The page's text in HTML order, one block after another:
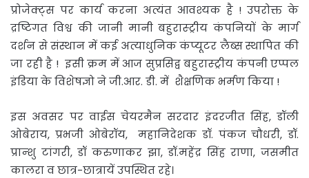
प्रोजेक्ट्स पर कार्य करना अत्यंत आवश्यक है ! उपरोक्त के
द्रष्टिगत विश्व की जानी मानी बहुरास्ट्रीय कंपनियों के मार्ग
दर्शन से संस्थान में कई अत्याधुनिक कंप्यूटर लैब्स स्थापित की
जा रही है ! इसी क्रम में आज सुप्रसिद्व बहुरास्ट्रीय कंपनी एप्पल
इंडिया के विशेषज्ञो ने जी.आर. डी. में शैक्षणिक भर्मण किया !
इस अवसर पर वाईस चेयरमैन सरदार इंदरजीत सिंह, डॉली
ओबेराय, प्रभजी ओबेरॉय, महानिदेशक डॉ. पंकज चौधरी, डॉ.
प्रान्शु टांगरी, डॉ करुणाकर झा, डॉ.महेंद्र सिंह राणा, जसमीत
कालरा व छात्र-छात्रायें उपस्थित रहे।